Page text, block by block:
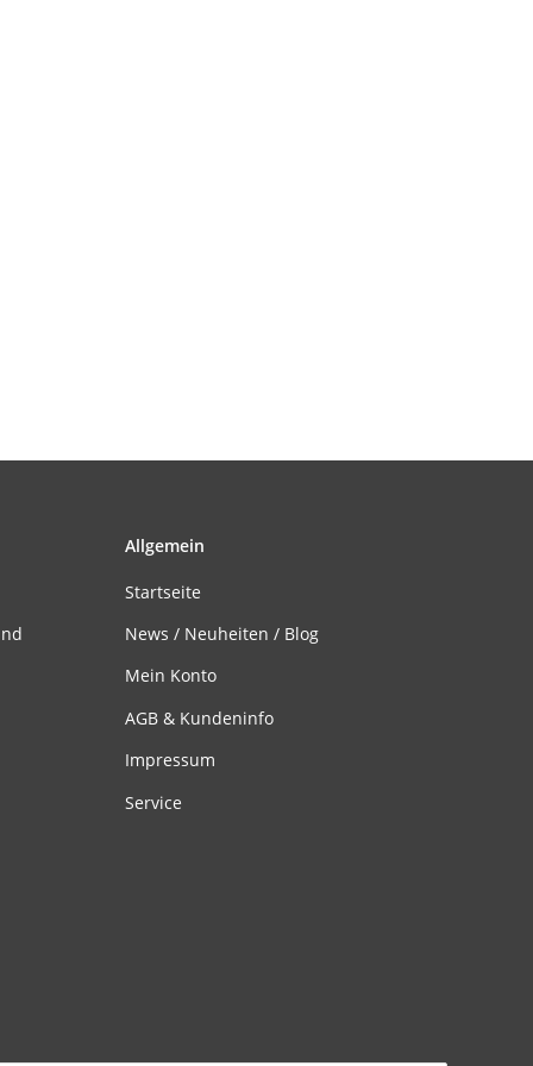
Allgemein
Startseite
News / Neuheiten / Blog
Mein Konto
AGB & Kundeninfo
Impressum
Service